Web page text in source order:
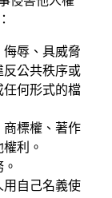
侮辱、具威脅
反公共秩序或
任何形式的檔
商標權、著作
利。
用自己名義使